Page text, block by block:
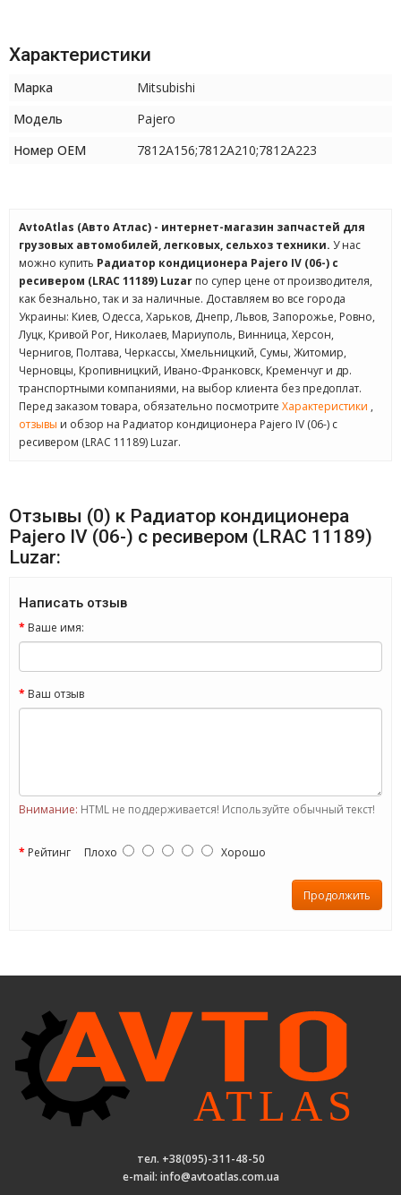
Характеристики
Марка
Mitsubishi
Модель
Pajero
Номер OEM
7812A156;7812A210;7812A223
AvtoAtlas (Авто Атлас) - интернет-магазин запчастей для
грузовых автомобилей, легковых, сельхоз техники. У нас
можно купить Радиатор кондиционера Pajero IV (06-) с
ресивером (LRAC 11189) Luzar по супер цене от производителя,
как безнально, так и за наличные. Доставляем во все города
Украины: Киев, Одесса, Харьков, Днепр, Львов, Запорожье, Ровно,
Луцк, Кривой Рог, Николаев, Мариуполь, Винница, Херсон,
Чернигов, Полтава, Черкассы, Хмельницкий, Сумы, Житомир,
Черновцы, Кропивницкий, Ивано-Франковск, Кременчуг и др.
транспортными компаниями, на выбор клиента без предоплат.
Перед заказом товара, обязательно посмотрите Характеристики ,
отзывы и обзор на Радиатор кондиционера Pajero IV (06-) с
ресивером (LRAC 11189) Luzar.
Отзывы (0) к Радиатор кондиционера
Pajero IV (06-) с ресивером (LRAC 11189)
Luzar:
Написать отзыв
Ваше имя:
Ваш отзыв
Внимание: HTML не поддерживается! Используйте обычный текст!
Рейтинг Плохо Хорошо
Продолжить
тел. +38(095)-311-48-50
e-mail: info@avtoatlas.com.ua